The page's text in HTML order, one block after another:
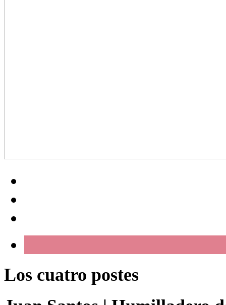
Los cuatro postes